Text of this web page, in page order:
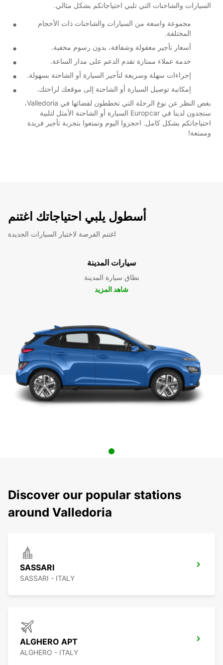
السيارات والشاحنات التي تلبي احتياجاتكم بشكل مثالي.
مجموعة واسعة من السيارات والشاحنات ذات الأحجام
المختلفة.
أسعار تأجير معقولة وشفافة، بدون رسوم مخفية.
خدمة عملاء ممتازة تقدم الدعم على مدار الساعة.
إجراءات سهلة وسريعة لتأجير السيارة أو الشاحنة بسهولة.
إمكانية توصيل السيارة أو الشاحنة إلى موقعك لراحتك.
بغض النظر عن نوع الرحلة التي تخططون لقضائها في Valledoria،
ستجدون لدينا في Europcar السيارة أو الشاحنة الأمثل لتلبية
احتياجاتكم بشكل كامل. احجزوا اليوم وتمتعوا بتجربة تأجير فريدة
وممتعة!
أسطول يلبي احتياجاتك اغتنم
اغتنم الفرصة لاختبار السيارات الجديدة
سيارات المدينة
نطاق سيارة المدينة
شاهد المزيد
Discover our popular stations
around Valledoria
SASSARI
SASSARI - ITALY
ALGHERO APT
ALGHERO - ITALY